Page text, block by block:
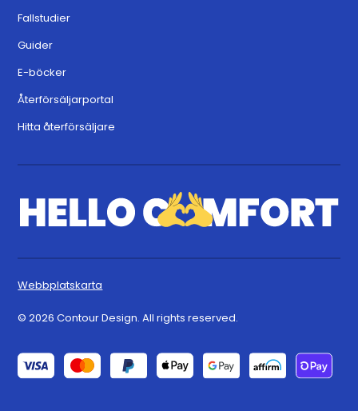
Fallstudier
Guider
E-böcker
Återförsäljarportal
Hitta återförsäljare
© 2026 Contour Design. All rights reserved.
Webbplatskarta